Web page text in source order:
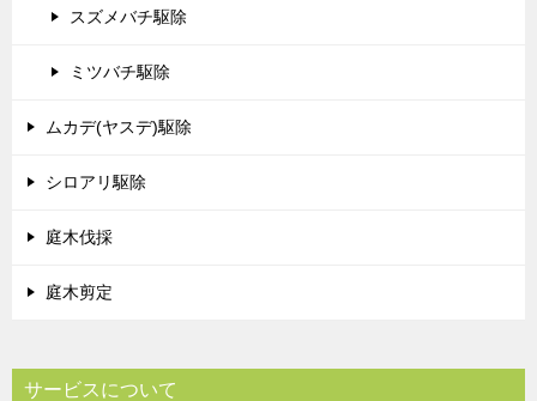
スズメバチ駆除
ミツバチ駆除
ムカデ(ヤスデ)駆除
シロアリ駆除
庭木伐採
庭木剪定
サービスについて